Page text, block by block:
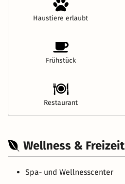
Haustiere erlaubt
Frühstück
Restaurant
Wellness & Freizeit
Spa- und Wellnesscenter